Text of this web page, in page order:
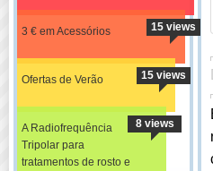
3 € em Acessórios 15 views
Ofertas de Verão 15 views
A Radiofrequência
Tripolar para
tratamentos de rosto e
8 views